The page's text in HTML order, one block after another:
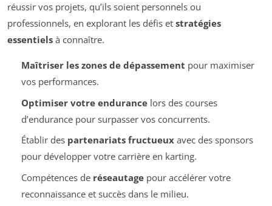
réussir vos projets, qu’ils soient personnels ou
professionnels, en explorant les défis et stratégies
essentiels à connaître.
Maîtriser les zones de dépassement pour maximiser
vos performances.
Optimiser votre endurancelors des courses
d’endurance pour surpasser vos concurrents.
Établir des partenariats fructueuxavec des sponsors
pour développer votre carrière en karting.
Compétences de réseautagepour accélérer votre
reconnaissance et succès dans le milieu.